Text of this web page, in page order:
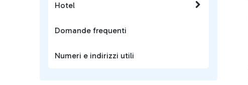
Hotel
Domande frequenti
Numeri e indirizzi utili